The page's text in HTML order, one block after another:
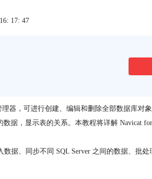
17: 47
器，可进行创建、编辑和删除全部数据库对
据，显示表的关系。本教程将详解 Navicat for
据、同步不同 SQL Server 之间的数据、批